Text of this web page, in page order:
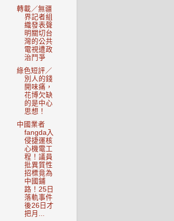
轉載／無疆
界記者組
織發表聲
明關切台
灣的公共
電視遭政
治鬥爭
綠色短評／
別人的錢
開味痛，
花博欠缺
的是中心
思想！
中國業者
fangda入
侵捷運核
心機電工
程！議員
批異質性
招標竟為
中國鋪
路！25日
落軌事件
後26日才
把月...